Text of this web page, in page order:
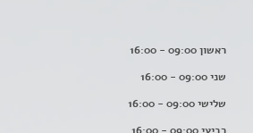
ראשון 09:00 - 16:00
שני 09:00 - 16:00
שלישי 09:00 - 16:00